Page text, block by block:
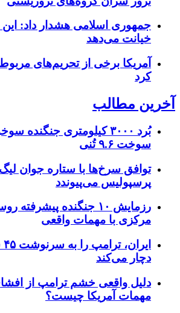
جمهوری اسلامی هشدار داد:
خیانت می‌دهد
آمریکا برخی از تحریم‌های
کرد
آخرین مطالب
سوخت ۹.۶ تُنی
توافق سرخ‌ها با ستاره جوان
پرسپولیس می‌پیوندد
رزمایش ۱۰ جنگنده
مرکزی با مهمات واقعی
دچار می‌کند
دلیل واقعی خشم ترامپ از
مهمات آمریکا چیست؟